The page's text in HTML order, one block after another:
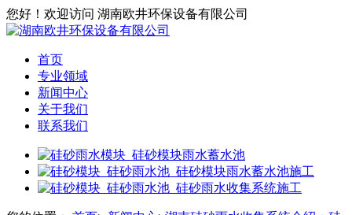
您好！欢迎访问 湖南欧井环保设备有限公司
首页
专业领域
新闻中心
关于我们
联系我们